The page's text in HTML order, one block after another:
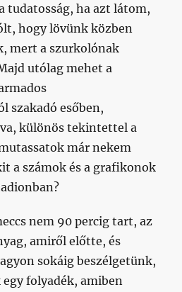
tudatosság, ha azt látom,
hogy lövünk közben
mert a szurkolónak
utólag mehet a
szakadó esőben,
különös tekintettel a
már nekem
a számok és a grafikonok
nem 90 percig tart, az
amiről előtte, és
sokáig beszélgetünk,
folyadék, amiben